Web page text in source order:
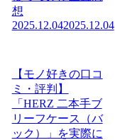
想
2025.12.042025.12.04
【モノ好きの口コ
ミ・評判】
「HERZ 二本手ブ
リーフケース（バ
ック）」を実際に